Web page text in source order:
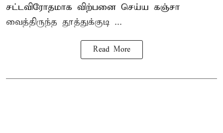
சட்டவிரோதமாக விற்பனை செய்ய கஞ்சா
வைத்திருந்த தூத்துக்குடி ...
Read More